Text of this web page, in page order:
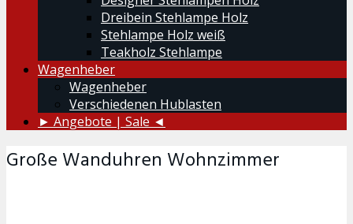
Dreibein Stehlampe Holz
Stehlampe Holz weiß
Teakholz Stehlampe
Wagenheber
Wagenheber
Verschiedenen Hublasten
► Angebote | Sale ◄
Große Wanduhren Wohnzimmer